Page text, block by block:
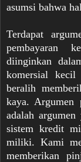
asumsi bahwa
Terdapat
pembayaran
diinginkan
komersial kecil
beralih
kaya. Argumen
adalah
sistem kredit
miliki. Kami
memberikan